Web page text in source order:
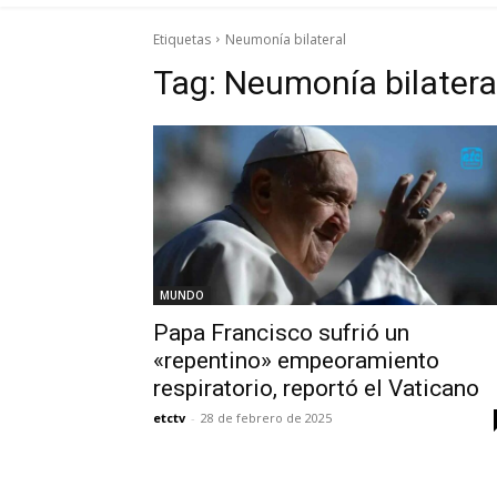
Etiquetas Neumonía bilateral
Tag: Neumonía
MUNDO
Papa Francisco sufrió un
«repentino» empeoramiento
respiratorio, reportó el Vaticano
etctv - 28 de febrero de 2025